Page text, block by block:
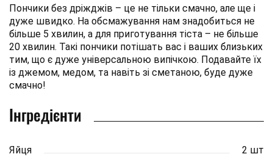
Пончики без дріжджів – це не тільки смачно, але ще і
дуже швидко. На обсмажування нам знадобиться не
більше 5 хвилин, а для приготування тіста – не більше
20 хвилин. Такі пончики потішать вас і ваших близьких
тим, що є дуже універсальною випічкою. Подавайте їх
із джемом, медом, та навіть зі сметаною, буде дуже
смачно!
Інгредієнти
Яйця
2 шт